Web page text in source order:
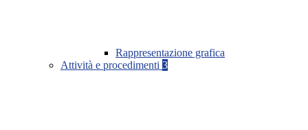
Rappresentazione grafica
Attività e procedimenti 3